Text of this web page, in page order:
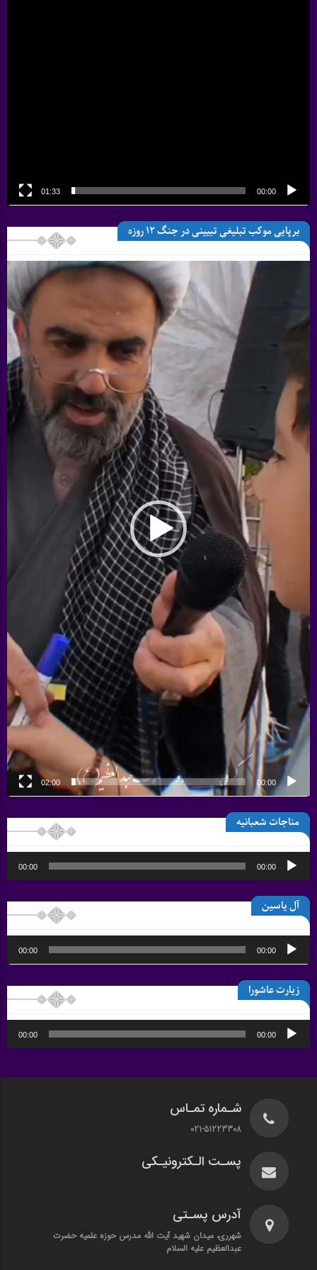
00:00
01:33
برپایی موکب تبلیغی تبیینی در جنگ 12 روزه
00:00
02:00
مناجات شعبانیه
پخش‌کننده
صوت
00:00
00:00
آل یاسین
پخش‌کننده
صوت
00:00
00:00
زیارت عاشورا
پخش‌کننده
صوت
00:00
00:00
شـماره تمـاس
021-51223308
پسـت الـکترونیـکی
آدرس پسـتی
شهرری، میدان شهید آیت الله مدرس حوزه علمیه حضرت
عبدالعظیم علیه السلام